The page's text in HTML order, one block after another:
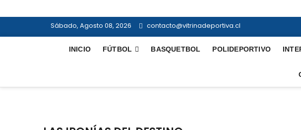
Sábado, Agosto 08, 2026 contacto@vitrinadeportiva.cl
INICIO FÚTBOL BASQUETBOL POLIDEPORTIVO